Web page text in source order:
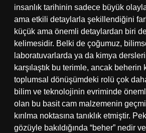
insanlık tarihinin sadece büyük
ama etkili detaylarla şekillendiğini
küçük ama önemli detaylardan biri de
kelimesidir. Belki de çoğumuz,
laboratuvarlarda ya da kimya
karşılaştık bu terimle, ancak beherin
toplumsal dönüşümdeki rolü çok
bilim ve teknolojinin evriminde
olan bu basit cam malzemenin
kırılma noktasına tanıklık etmiştir.
gözüyle bakıldığında “beher” nedir